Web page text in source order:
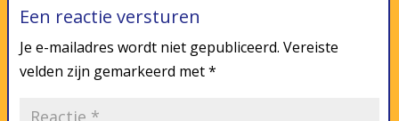
Een reactie versturen
Je e-mailadres wordt niet gepubliceerd. Vereiste
velden zijn gemarkeerd met*